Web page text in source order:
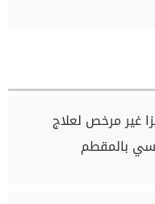
19 مركزا غير مرخص لعلاج
بالمقطم